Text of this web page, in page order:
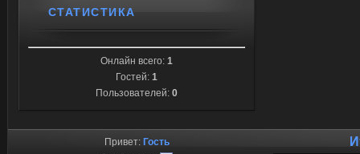
СТАТИСТИКА
Онлайн всего: 1
Гостей: 1
Пользователей: 0
Привет: Гость